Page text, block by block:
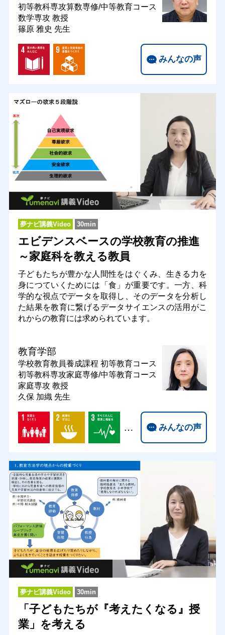
初等教科専攻算数専修/中等教育コース
数学専攻 教授
篠原 雅史 先生
みんなの声
夢ナビ講義Video 30min
エビデンスベースの学校教育の推進
～家庭科を教える教員
子どもたちが豊かな人間性をはぐくみ、生きる力を
身につていくためには「食」が重要です。一方、科
学的な視点でデータを取得し、そのデータを分析し
た結果を教育に繋げるデータサイエンスの活用がこ
れからの教育には求められています。
教育学部
学校教育教員養成課程 初等教育コース
初等教科専攻家庭専修/中等教育コース
家庭専攻 教授
久保 加織 先生
… みんなの声
夢ナビ講義Video 30min
「子どもたちが『考えたくなる』授
業」を考える